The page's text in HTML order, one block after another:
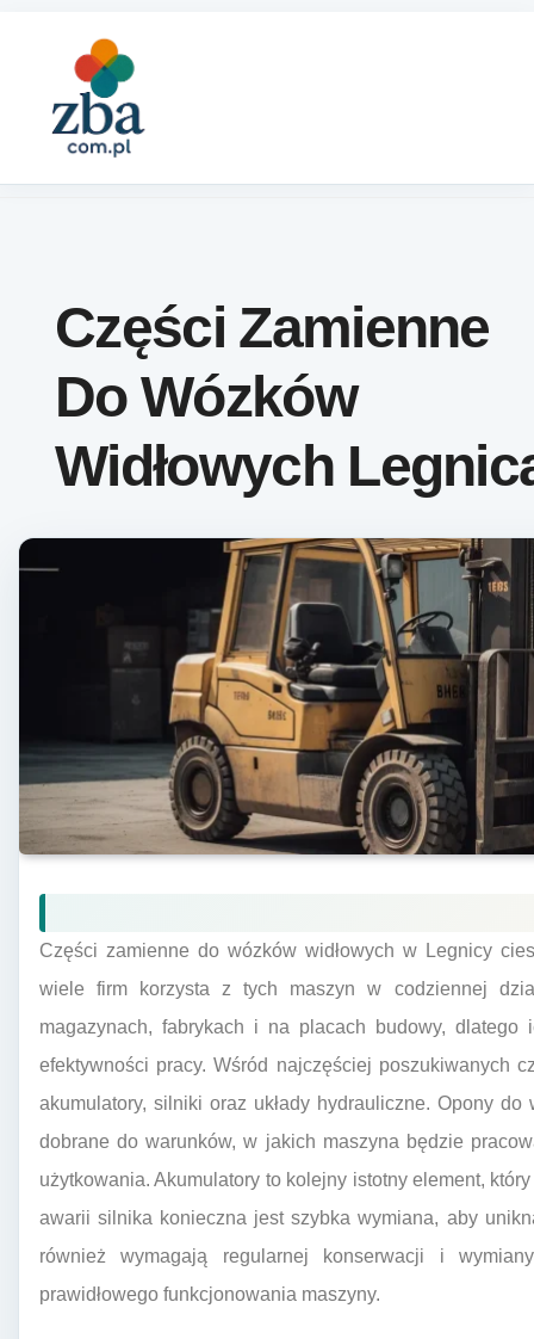
Części Zamienne
Do Wózków
Widłowych
Części zamienne do wózków widłowych w Legnicy
wiele firm korzysta z tych maszyn w codziennej
magazynach, fabrykach i na placach budowy,
efektywności pracy. Wśród najczęściej poszukiwanych
akumulatory, silniki oraz układy hydrauliczne. Opony
dobrane do warunków, w jakich maszyna będzie
użytkowania. Akumulatory to kolejny istotny element,
awarii silnika konieczna jest szybka wymiana, aby
również wymagają regularnej konserwacji i
prawidłowego funkcjonowania maszyny.